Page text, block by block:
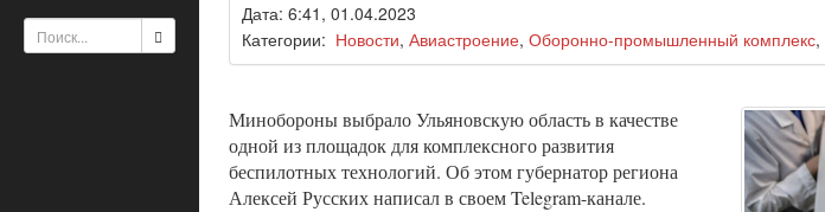
Дата: 6:41, 01.04.2023
Категории: Новости, Авиастроение, Оборонно-промышленный комплекс,
Минобороны выбрало Ульяновскую область в качестве
одной из площадок для комплексного развития
беспилотных технологий. Об этом губернатор региона
Алексей Русских написал в своем Telegram-канале.